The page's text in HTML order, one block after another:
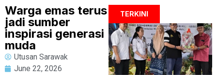
Warga emas terus
jadi sumber
inspirasi generasi
muda
Utusan Sarawak
June 22, 2026
TERKINI